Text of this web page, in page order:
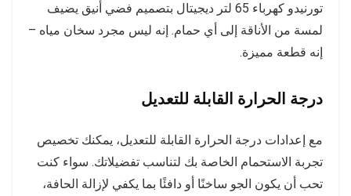
تورنيدو كهرباء 65 لتر ديجيتال بتصميم فضي أنيق يضيف
لمسة من الأناقة إلى أي حمام. إنه ليس مجرد سخان مياه –
إنه قطعة مميزة.
درجة الحرارة القابلة للتعديل
مع إعدادات درجة الحرارة القابلة للتعديل، يمكنك تخصيص
تجربة الاستحمام الخاصة بك لتناسب تفضيلاتك. سواء كنت
تحب أن يكون الجو ساخنًا أو دافئًا بما يكفي لإزالة الحافة،